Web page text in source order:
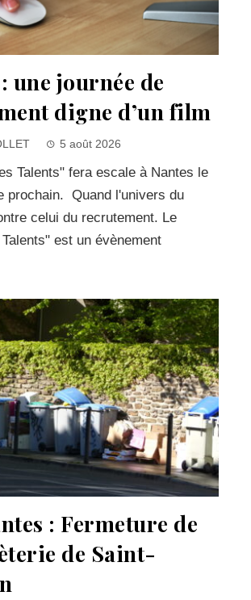
une journée de
digne d’un film
5 août 2026
Talents" fera escale à Nantes le
prochain. Quand l'univers du
celui du recrutement. Le
est un évènement
: Fermeture de
de Saint-